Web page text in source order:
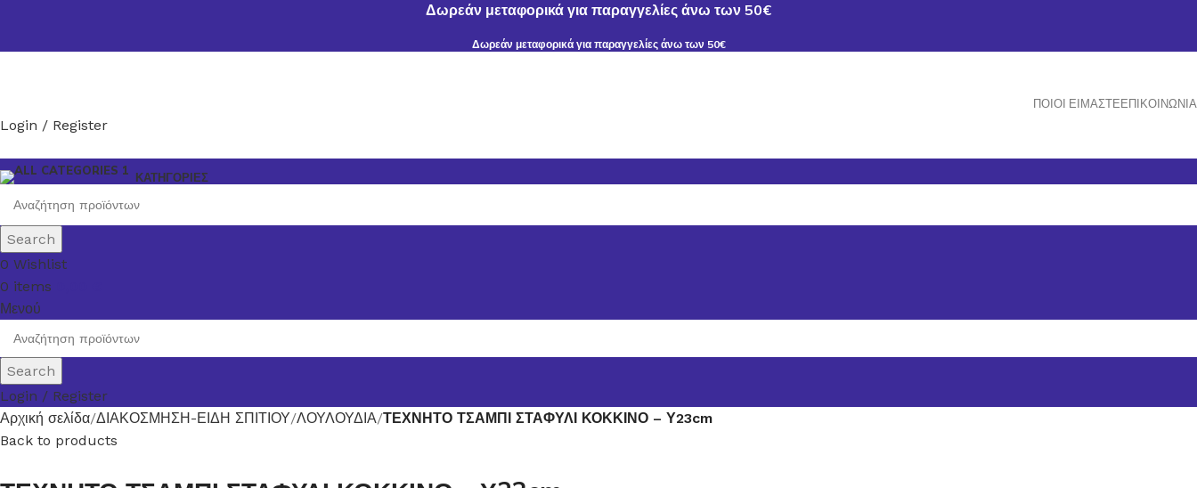
Δωρεάν μεταφορικά για παραγγελίες άνω των 50€
Δωρεάν μεταφορικά για παραγγελίες άνω των 50€
ΠΟΙΟΙ ΕΊΜΑΣΤΕΕΠΙΚΟΙΝΩΝΊΑ
Login / Register
ΚΑΤΗΓΟΡΙΕΣ
Search
0 Wishlist
0 items
Μενού
Search
Login / Register
Αρχική σελίδα ΔΙΑΚΟΣΜΗΣΗ-ΕΙΔΗ ΣΠΙΤΙΟΥ ΛΟΥΛΟΥΔΙΑ ΤΕΧΝΗΤΟ ΤΣΑΜΠΙ ΣΤΑΦΥΛΙ ΚΟΚΚΙΝΟ – Υ23cm
Back to products